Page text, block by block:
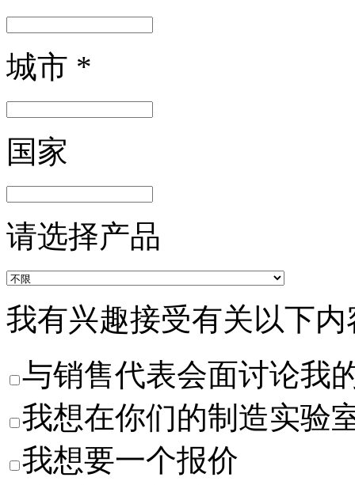
城市 *
国家
请选择产品
我有兴趣接受有关以下
与销售代表会面讨论我
我想在你们的制造实验
我想要一个报价